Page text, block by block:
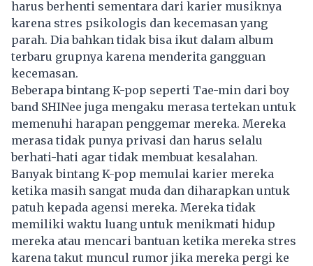
harus berhenti sementara dari karier musiknya
karena stres psikologis dan kecemasan yang
parah. Dia bahkan tidak bisa ikut dalam album
terbaru grupnya karena menderita gangguan
kecemasan.
Beberapa bintang K-pop seperti Tae-min dari boy
band SHINee juga mengaku merasa tertekan untuk
memenuhi harapan penggemar mereka. Mereka
merasa tidak punya privasi dan harus selalu
berhati-hati agar tidak membuat kesalahan.
Banyak bintang K-pop memulai karier mereka
ketika masih sangat muda dan diharapkan untuk
patuh kepada agensi mereka. Mereka tidak
memiliki waktu luang untuk menikmati hidup
mereka atau mencari bantuan ketika mereka stres
karena takut muncul rumor jika mereka pergi ke